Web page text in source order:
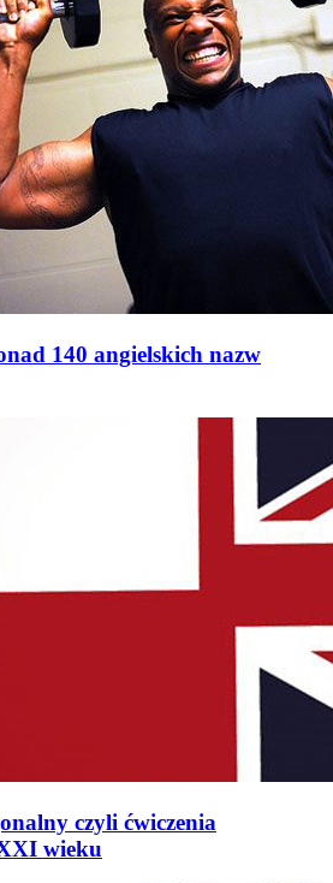
140 angielskich nazw
czyli ćwiczenia
wieku